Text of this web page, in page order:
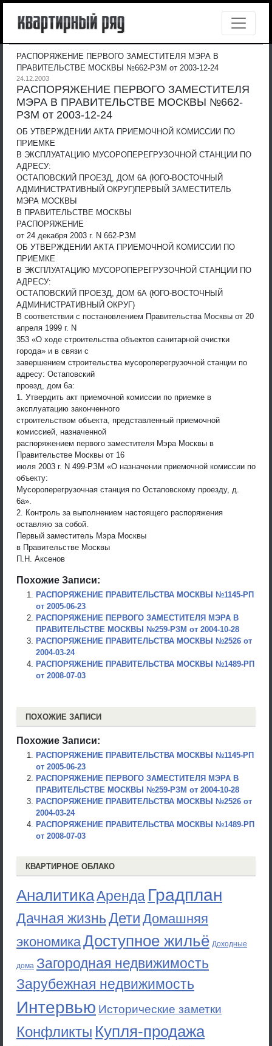
РАСПОРЯЖЕНИЕ ПЕРВОГО ЗАМЕСТИТЕЛЯ МЭРА В
ПРАВИТЕЛЬСТВЕ МОСКВЫ №662-РЗМ от 2003-12-24
24.12.2003
РАСПОРЯЖЕНИЕ ПЕРВОГО ЗАМЕСТИТЕЛЯ
МЭРА В ПРАВИТЕЛЬСТВЕ МОСКВЫ №662-
РЗМ от 2003-12-24
ОБ УТВЕРЖДЕНИИ АКТА ПРИЕМОЧНОЙ КОМИССИИ ПО
ПРИЕМКЕ
В ЭКСПЛУАТАЦИЮ МУСОРОПЕРЕГРУЗОЧНОЙ СТАНЦИИ ПО
АДРЕСУ:
ОСТАПОВСКИЙ ПРОЕЗД, ДОМ 6А (ЮГО-ВОСТОЧНЫЙ
АДМИНИСТРАТИВНЫЙ ОКРУГ)ПЕРВЫЙ ЗАМЕСТИТЕЛЬ
МЭРА МОСКВЫ
В ПРАВИТЕЛЬСТВЕ МОСКВЫ
РАСПОРЯЖЕНИЕ
от 24 декабря 2003 г. N 662-РЗМ
ОБ УТВЕРЖДЕНИИ АКТА ПРИЕМОЧНОЙ КОМИССИИ ПО
ПРИЕМКЕ
В ЭКСПЛУАТАЦИЮ МУСОРОПЕРЕГРУЗОЧНОЙ СТАНЦИИ ПО
АДРЕСУ:
ОСТАПОВСКИЙ ПРОЕЗД, ДОМ 6А (ЮГО-ВОСТОЧНЫЙ
АДМИНИСТРАТИВНЫЙ ОКРУГ)
В соответствии с постановлением Правительства Москвы от 20
апреля 1999 г. N
353 «О ходе строительства объектов санитарной очистки
города» и в связи с
завершением строительства мусороперегрузочной станции по
адресу: Остаповский
проезд, дом 6а:
1. Утвердить акт приемочной комиссии по приемке в
эксплуатацию законченного
строительством объекта, представленный приемочной
комиссией, назначенной
распоряжением первого заместителя Мэра Москвы в
Правительстве Москвы от 16
июля 2003 г. N 499-РЗМ «О назначении приемочной комиссии по
объекту:
Мусороперегрузочная станция по Остаповскому проезду, д.
6а».
2. Контроль за выполнением настоящего распоряжения
оставляю за собой.
Первый заместитель Мэра Москвы
в Правительстве Москвы
П.Н. Аксенов
Похожие Записи:
РАСПОРЯЖЕНИЕ ПРАВИТЕЛЬСТВА МОСКВЫ №1145-РП
от 2005-06-23
РАСПОРЯЖЕНИЕ ПЕРВОГО ЗАМЕСТИТЕЛЯ МЭРА В
ПРАВИТЕЛЬСТВЕ МОСКВЫ №259-РЗМ от 2004-10-28
РАСПОРЯЖЕНИЕ ПРАВИТЕЛЬСТВА МОСКВЫ №2526 от
2004-03-24
РАСПОРЯЖЕНИЕ ПРАВИТЕЛЬСТВА МОСКВЫ №1489-РП
от 2008-07-03
ПОХОЖИЕ ЗАПИСИ
Похожие Записи:
РАСПОРЯЖЕНИЕ ПРАВИТЕЛЬСТВА МОСКВЫ №1145-РП
от 2005-06-23
РАСПОРЯЖЕНИЕ ПЕРВОГО ЗАМЕСТИТЕЛЯ МЭРА В
ПРАВИТЕЛЬСТВЕ МОСКВЫ №259-РЗМ от 2004-10-28
РАСПОРЯЖЕНИЕ ПРАВИТЕЛЬСТВА МОСКВЫ №2526 от
2004-03-24
РАСПОРЯЖЕНИЕ ПРАВИТЕЛЬСТВА МОСКВЫ №1489-РП
от 2008-07-03
КВАРТИРНОЕ ОБЛАКО
АналитикаАренда Градплан
Дачная жизньДети Домашняя
экономикаДоступное жильё Доходные
дома Загородная недвижимость
Зарубежная недвижимость
Интервью Исторические заметки
Конфликты Купля-продажа